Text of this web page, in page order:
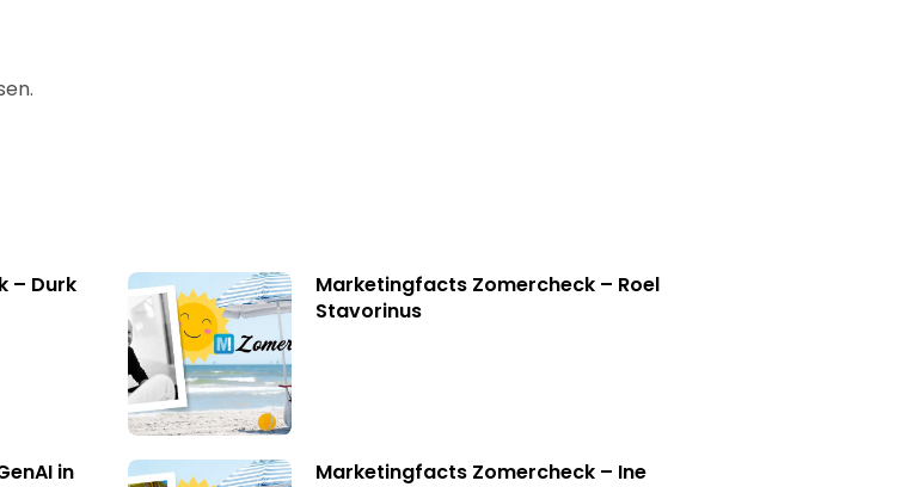
– Durk
Marketingfacts Zomercheck – Roel
Stavorinus
in
Marketingfacts Zomercheck – Ine